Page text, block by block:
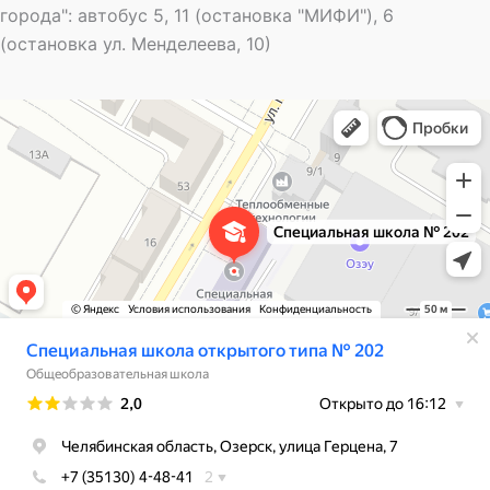
города": автобус 5, 11 (остановка "МИФИ"), 6
(остановка ул. Менделеева, 10)
Специальная школа открытого типа № 202
Общеобразовательная школа в Озёрске